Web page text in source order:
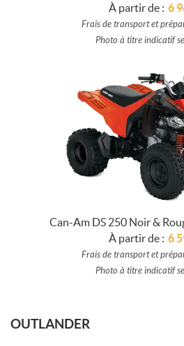
À partir de : 6
Frais de transport et
Photo à titre indicatif
Can-Am DS 250 Noir &
À partir de : 6
Frais de transport et
Photo à titre indicatif
OUTLANDER